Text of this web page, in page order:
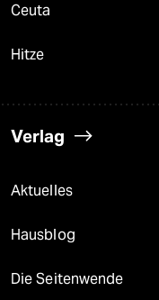
Ceuta
Hitze
Verlag
Aktuelles
Hausblog
Die Seitenwende